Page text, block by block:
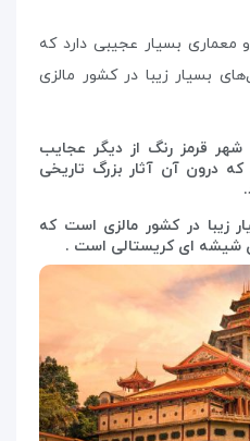
معماری بسیار عجیبی دارد که
بسیار زیبا در کشور مالزی
شهر قرمز رنگ از دیگر عجایب
درون آن آثار بزرگ تاریخی
زیبا در کشور مالزی است که
شیشه ای کریستالی است .